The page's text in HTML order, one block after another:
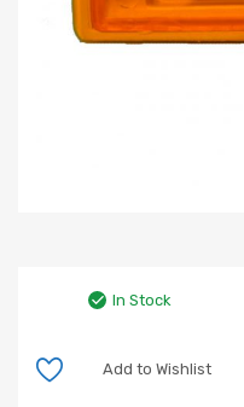
In Stock
Add to Wishlist